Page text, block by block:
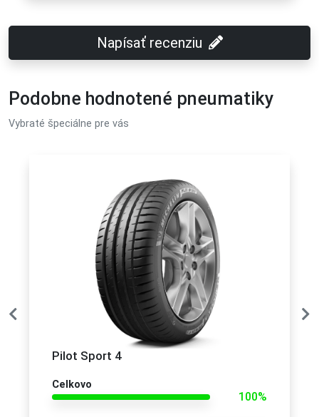
Napísať recenziu
Podobne hodnotené pneumatiky
Vybraté špeciálne pre vás
Pilot Sport 4
Celkovo
100%